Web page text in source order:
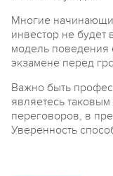
Многие
инвестор не будет
модель поведения
экзамене перед
Важно быть
являетесь
переговоров, в
Уверенность